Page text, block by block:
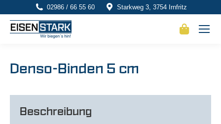
02986 / 66 55 60 Starkweg 3, 3754 Irnfritz
Denso-Binden 5 cm
Beschreibung